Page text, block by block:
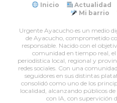
Inicio Actualidad
Mi barrio
Urgente Ayacucho es un medio
de Ayacucho, comprometido
responsable. Nacido con el
comunidad en tiempo real,
periodística local, regional y
redes sociales. Con una
seguidores en sus distintas
consolidó como uno de los
localidad, alcanzando públicos
con IA, con supervición